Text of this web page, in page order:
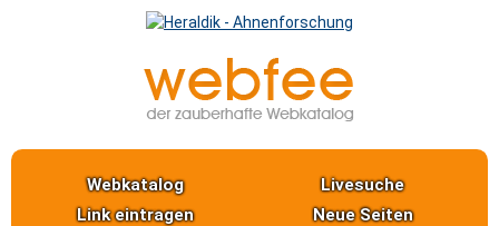
Webkatalog
Livesuche
Link eintragen
Neue Seiten